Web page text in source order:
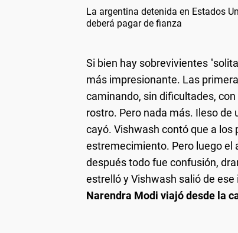
La argentina detenida en Estados
deberá pagar de fianza
Si bien hay sobrevivientes
más impresionante. Las
caminando, sin dificultades,
rostro. Pero nada más. Ileso de
cayó. Vishwash contó que a
estremecimiento. Pero luego el
después todo fue confusión,
estrelló y Vishwash salió de
Narendra Modi viajó desde la